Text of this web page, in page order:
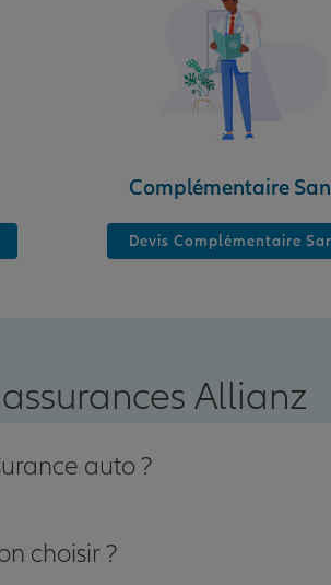
Complémentaire
Devis Complémentaire
Allianz
auto ?
choisir ?